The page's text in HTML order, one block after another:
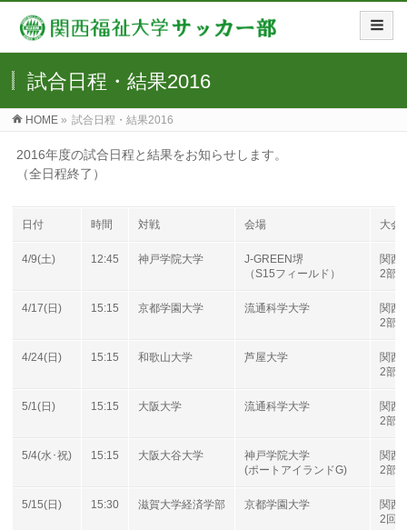
試合日程・結果2016
HOME » 試合日程・結果2016
2016年度の試合日程と結果をお知らせします。
（全日程終了）
日付 時間 対戦 会場 大会
4/9(土) 12:45 神戸学院大学
J-GREEN堺
（S15フィールド）
関西
2部B
4/17(日) 15:15 京都学園大学 流通科学大学
関西
2部B
4/24(日) 15:15 和歌山大学 芦屋大学
関西
2部B
5/1(日) 15:15 大阪大学 流通科学大学
関西
2部B
5/4(水･祝) 15:15 大阪大谷大学
神戸学院大学
(ポートアイランドG)
関西
2部B
5/15(日) 15:30 滋賀大学経済学部 京都学園大学
関西
2回